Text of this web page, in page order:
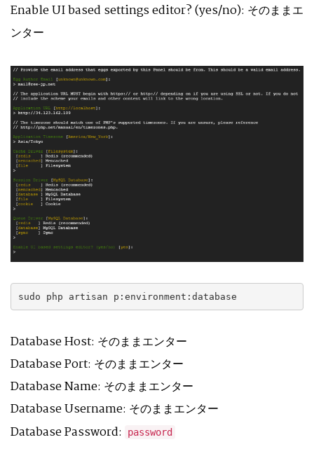
Enable UI based settings editor? (yes/no): そのままエ
ンター
sudo php artisan p:environment:database
Database Host: そのままエンター
Database Port: そのままエンター
Database Name: そのままエンター
Database Username: そのままエンター
Database Password:
password